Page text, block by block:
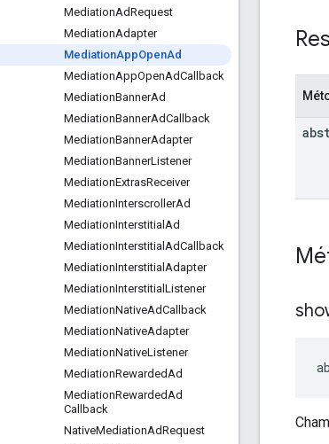
MediationAdRequest
MediationAdapter
MediationAppOpenAd
MediationAppOpenAdCallback
MediationBannerAd
MediationBannerAdCallback
MediationBannerAdapter
MediationBannerListener
MediationExtrasReceiver
MediationInterscrollerAd
MediationInterstitial Ad
MediationInterstitial AdCallback
MediationInterstitial Adapter
MediationInterstitial Listener
MediationNativeAdCallback
MediationNativeAdapter
MediationNativeListener
MediationRewardedAd
MediationRewardedAd
Callback
NativeMediationAdRequest